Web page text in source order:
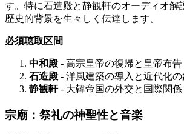
す。特に石造殿と静観軒のオーディオ解
歴史的背景を生々しく伝達します。
必須聴取区間
中和殿- 高宗皇帝の復帰と皇帝布告
石造殿- 洋風建築の導入と近代化の
静観軒- 大韓帝国の外交と国際関係
宗廟：祭礼の神聖性と音楽